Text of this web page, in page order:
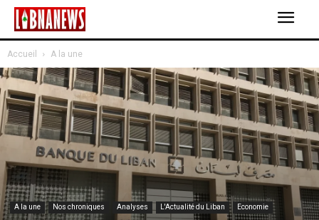
Accueil A la une
A la une Nos chroniques Analyses L'Actualité du Liban Economie